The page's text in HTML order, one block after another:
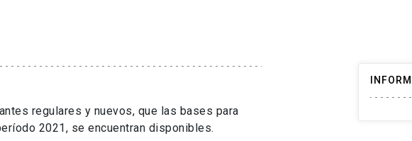
regulares y nuevos, que las bases para
2021, se encuentran disponibles.